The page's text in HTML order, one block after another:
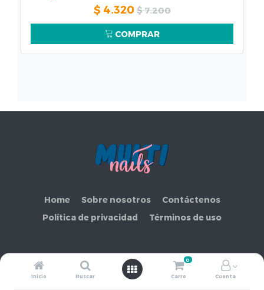
Inicio Buscar
0
Carro Cuenta
$ 4.320 $7.200
COMPRAR
Home Sobre nosotros
Contáctenos
Política de privacidad
Términos de uso
Copyright ©COMERCIAL MAKEMORE LIMITADA